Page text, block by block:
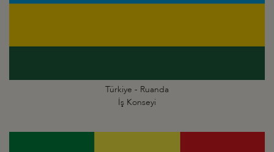
Türkiye - Ruanda
İş Konseyi